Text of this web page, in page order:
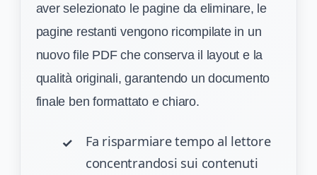
aver selezionato le pagine da eliminare, le
pagine restanti vengono ricompilate in un
nuovo file PDF che conserva il layout e la
qualità originali, garantendo un documento
finale ben formattato e chiaro.
Fa risparmiare tempo al lettore
concentrandosi sui contenuti